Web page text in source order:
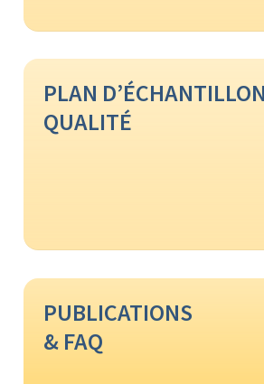
PLAN
QUALITÉ
PUBLICATIONS
& FAQ